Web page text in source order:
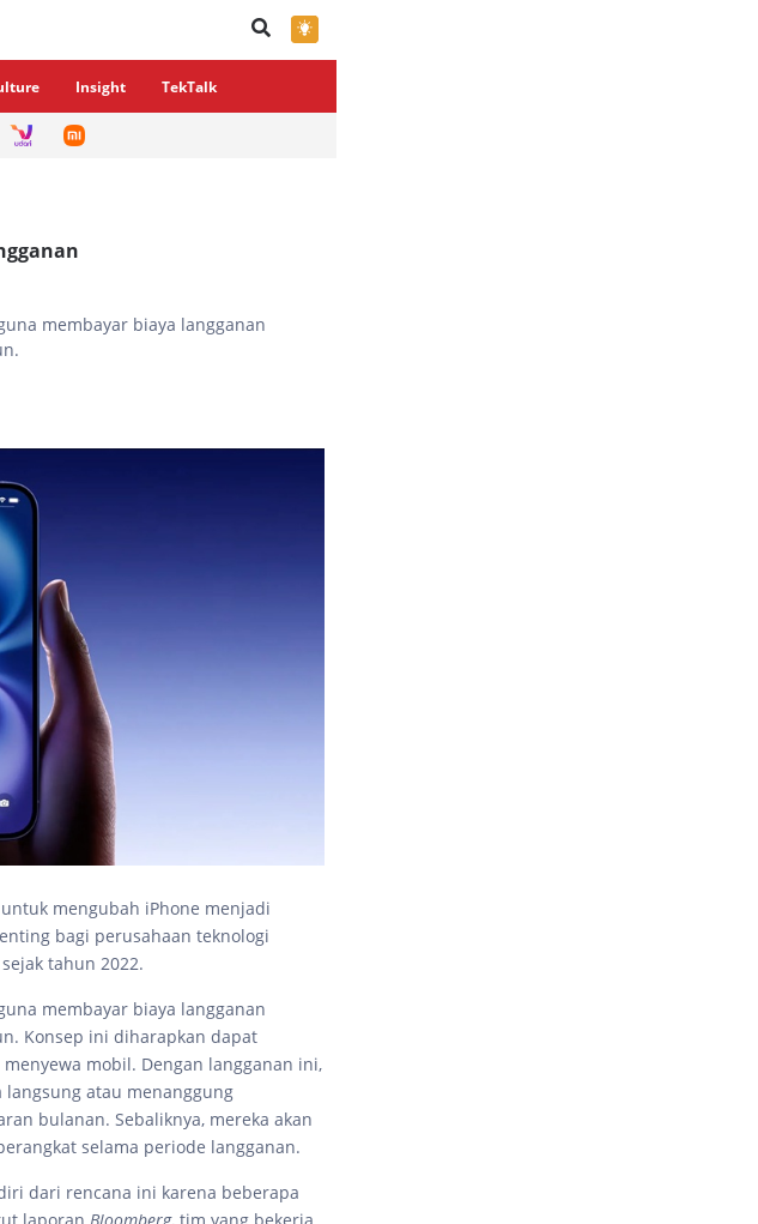
×
Insight TekTalk
membayar biaya langganan
mengubah iPhone menjadi
bagi perusahaan teknologi
tahun 2022.
membayar biaya langganan
Konsep ini diharapkan dapat
mobil. Dengan langganan ini,
atau menanggung
bulanan. Sebaliknya, mereka akan
selama periode langganan.
dari rencana ini karena beberapa